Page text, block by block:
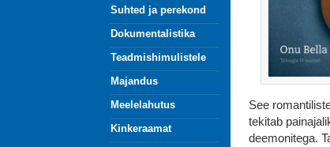
Suhted ja perekond
Dokumentalistika
Teadmishimulistele
Majandus
Meelelahutus
Kinkeraamat
See
tekitab
deemonitega.